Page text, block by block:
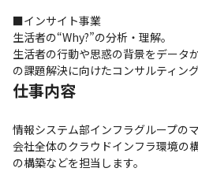
■インサイト事業
生活者の“Why?”の分析・理解。
生活者の行動や思惑の背景をデータ
の課題解決に向けたコンサルティン
仕事内容
情報システム部インフラグループの
会社全体のクラウドインフラ環境の
の構築などを担当します。